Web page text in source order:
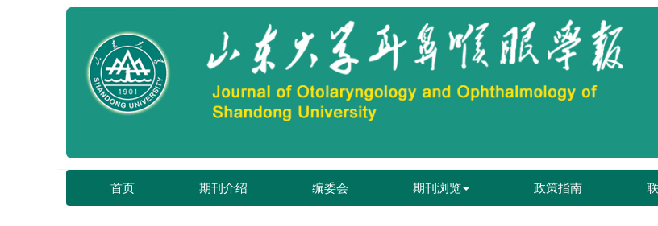
首页 期刊介绍 编委会 期刊浏览 政策指南